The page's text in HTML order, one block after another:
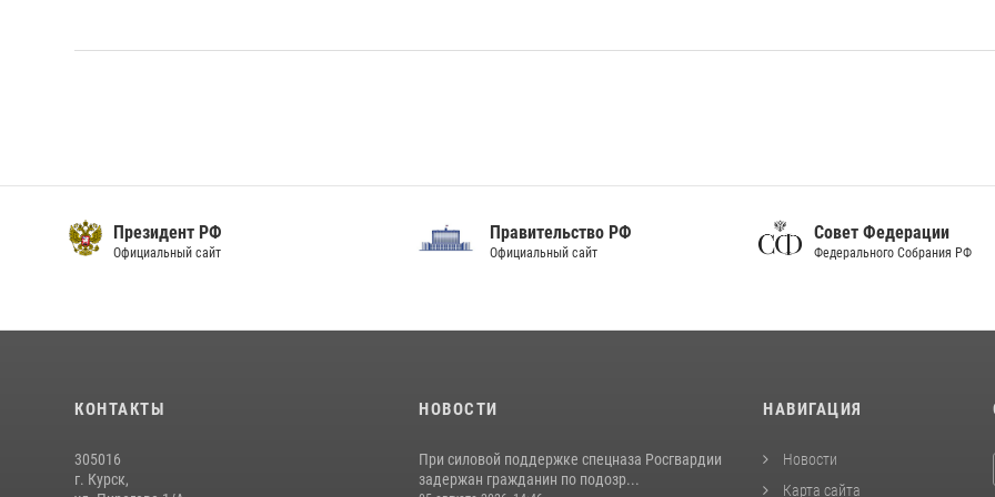
Президент РФ
Официальный сайт
Правительство РФ
Официальный сайт
Совет Федерации
Федерального Собрания РФ
КОНТАКТЫ
305016
г. Курск,
НОВОСТИ
При силовой поддержке спецназа Росгвардии
задержан гражданин по подозр...
НАВИГАЦИЯ
Новости
Карта сайта